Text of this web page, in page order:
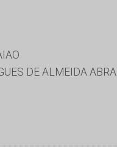
DE ALMEIDA